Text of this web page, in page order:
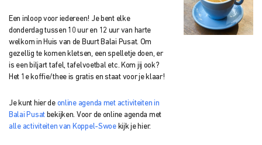
Een inloop voor iedereen! Je bent elke
donderdag tussen 10 uur en 12 uur van harte
welkom in Huis van de Buurt Balai Pusat. Om
gezellig te komen kletsen, een spelletje doen, er
is een biljart tafel, tafelvoetbal etc. Kom jij ook?
Het 1e koffie/thee is gratis en staat voor je klaar!
Je kunt hier de online agenda met activiteiten in
Balai Pusatbekijken. Voor de online agenda met
alle activiteiten van Koppel-Swoekijk je hier.